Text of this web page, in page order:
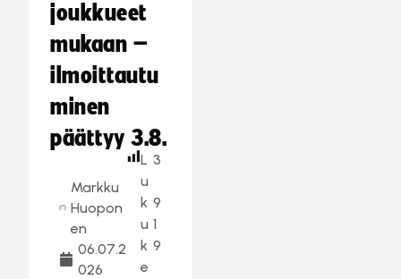
joukkueet
mukaan –
ilmoittautu
minen
päättyy 3.8.
Markku
Huopon
en
06.07.2
026
L
u
k
u
k
e
3
9
1
9